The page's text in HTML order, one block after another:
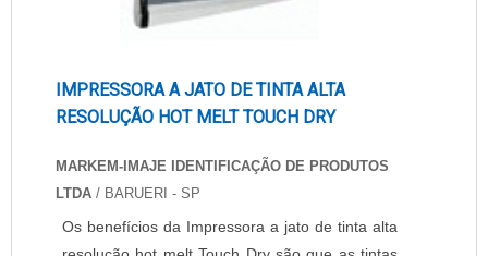
IMPRESSORA A JATO DE TINTA ALTA
RESOLUÇÃO HOT MELT TOUCH DRY
MARKEM-IMAJE IDENTIFICAÇÃO DE PRODUTOS
LTDA / BARUERI - SP
Os benefícios da Impressora a jato de tinta alta